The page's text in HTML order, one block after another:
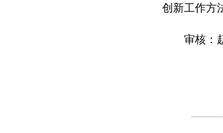
创新工作方
审核：